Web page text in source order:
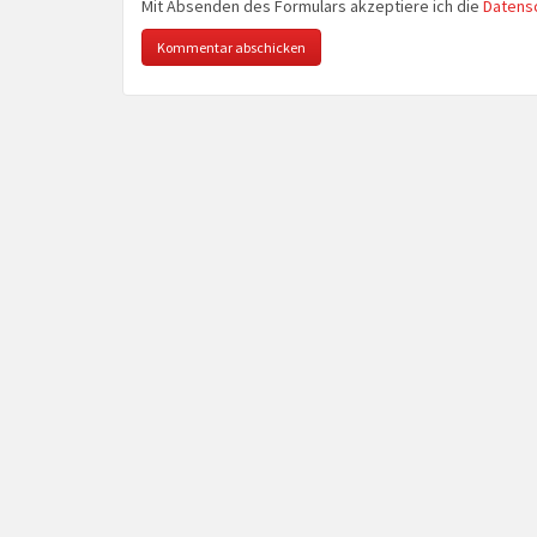
Mit Absenden des Formulars akzeptiere ich die